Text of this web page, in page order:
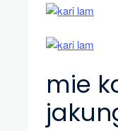
mie